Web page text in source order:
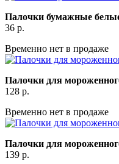
Палочки бумажные
36 р.
Временно нет в продаже
Палочки для
128 р.
Временно нет в продаже
Палочки для
139 р.